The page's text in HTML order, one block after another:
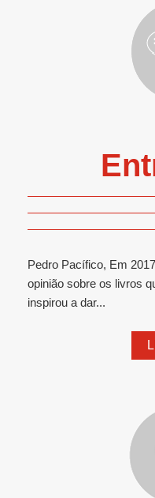
Pedro Pacífico, Em
opinião sobre os livros
inspirou a dar...